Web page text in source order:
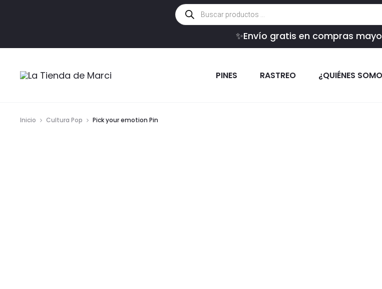
Búsqueda
de
productos
✨Envío gratis en compras
PINES RASTREO ¿QUIÉNES
Inicio Cultura Pop Pick your emotion Pin